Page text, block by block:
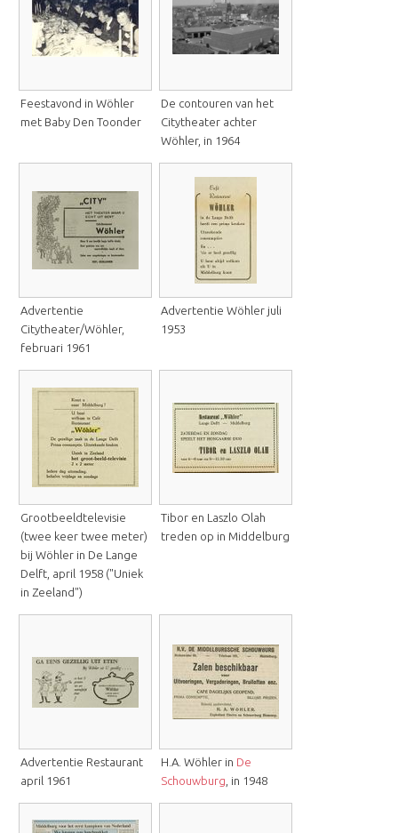
Feestavond in Wöhler
met Baby Den Toonder
De contouren van het
Citytheater achter
Wöhler, in 1964
Advertentie
Citytheater/Wöhler,
februari 1961
Advertentie Wöhler juli
1953
Grootbeeldtelevisie
(twee keer twee meter)
bij Wöhler in De Lange
Delft, april 1958 ("Uniek
in Zeeland")
Tibor en Laszlo Olah
treden op in Middelburg
Advertentie Restaurant
april 1961
H.A. Wöhler in De
Schouwburg , in 1948